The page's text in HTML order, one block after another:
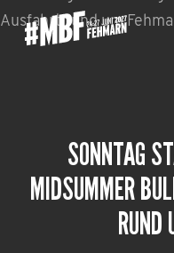
Skip
SONNTAG
IDSUMMER
UND